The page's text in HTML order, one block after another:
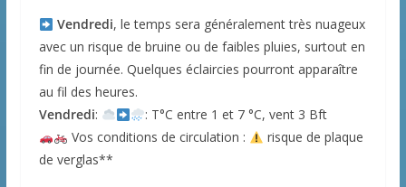
Vendredi, le temps sera généralement très nuageux
avec un risque de bruine ou de faibles pluies, surtout en
fin de journée. Quelques éclaircies pourront apparaître
au fil des heures.
Vendredi:
: T°C entre 1 et 7 °C, vent 3 Bft
Vos conditions de circulation :
risque de plaque
de verglas**